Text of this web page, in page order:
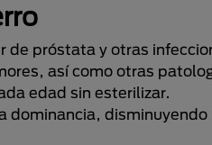
de próstata y otras
así como otras
edad sin esterilizar.
dominancia,